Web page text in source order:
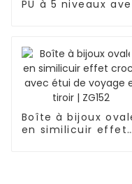
PU à 5 niveaux
Boîte à bijoux
en similicuir effet